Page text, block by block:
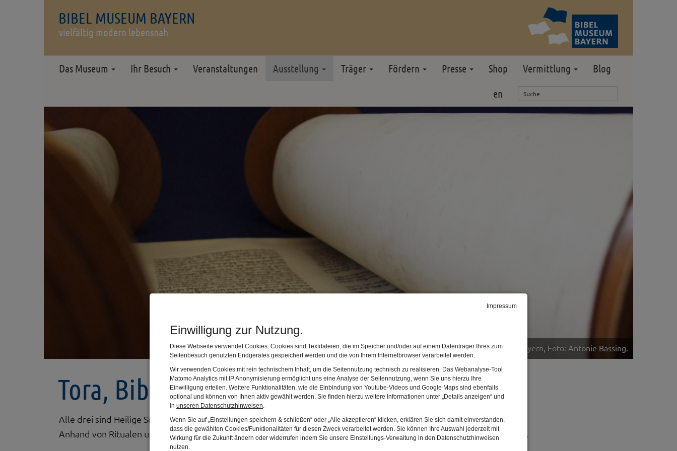
Impressum
Einwilligung zur Nutzung.
Diese Webseite verwendet Cookies. Cookies sind Textdateien, die im Speicher und/oder auf einem Datenträger Ihres zum
Seitenbesuch genutzten Endgerätes gespeichert werden und die von Ihrem Internetbrowser verarbeitet werden.
Wir verwenden Cookies mit rein technischem Inhalt, um die Seitennutzung technisch zu realisieren. Das Webanalyse-Tool
Matomo Analytics mit IP Anonymisierung ermöglicht uns eine Analyse der Seitennutzung, wenn Sie uns hierzu Ihre
Einwilligung erteilen. Weitere Funktionalitäten, wie die Einbindung von Youtube-Videos und Google Maps sind ebenfalls
optional und können von Ihnen aktiv gewählt werden. Sie finden hierzu weitere Informationen unter „Details anzeigen“ und
in unseren Datenschutzhinweisen.
Wenn Sie auf „Einstellungen speichern & schließen“ oder „Alle akzeptieren“ klicken, erklären Sie sich damit einverstanden,
dass die gewählten Cookies/Funktionalitäten für diesen Zweck verarbeitet werden. Sie können Ihre Auswahl jederzeit mit
Wirkung für die Zukunft ändern oder widerrufen indem Sie unsere Einstellungs-Verwaltung in den Datenschutzhinweisen
nutzen.
BIBEL MUSEUM BAYERN
vielfältig modern lebensnah
Das Museum Ihr Besuch Veranstaltungen Ausstellung Träger Fördern Presse Shop Vermittlung Blog
en
© Bibelzentrum Bayern, Foto: Antonie Bassing.
Tora, Bibel und Koran
Alle drei sind Heilige Schriften. Aber was macht sie heilig?
Anhand von Ritualen und persönlicher Wertschätzung wird die Bedeutung dieser drei Schriften im Museum erlebbar.